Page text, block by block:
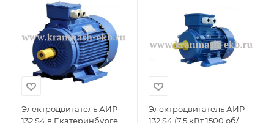
Электродвигатель АИР
132 S4 в Екатеринбурге
Электродвигатель АИР
132 S4 (7.5 кВт 1500 об/